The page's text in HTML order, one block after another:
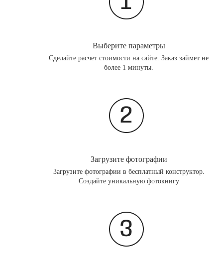
Выберите параметры
Сделайте расчет стоимости на сайте. Заказ займет не
более 1 минуты.
Загрузите фотографии
Загрузите фотографии в бесплатный конструктор.
Создайте уникальную фотокнигу